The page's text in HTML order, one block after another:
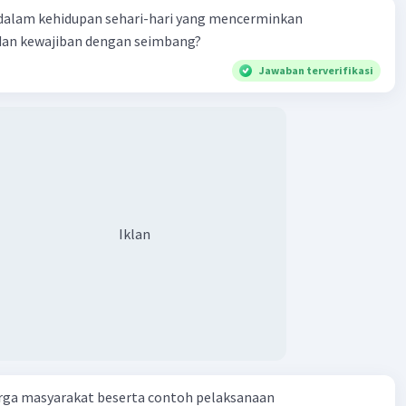
kehidupan yang harmonis dan sejahtera
kualitas hidup manusia
Universitas Negeri Jakarta
kehidupan sehari-hari yang mencerminkan
kewajiban dengan seimbang?
Jawaban terverifikasi
Iklan
masyarakat beserta contoh pelaksanaan